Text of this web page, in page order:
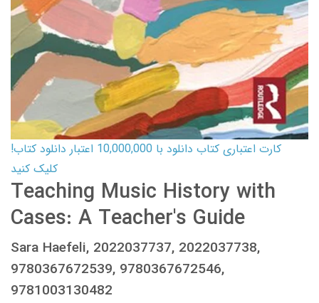
کارت اعتباری کتاب دانلود با 10,000,000 اعتبار دانلود کتاب!
کلیک کنید
Teaching Music History with
Cases: A Teacher's Guide
Sara Haefeli, 2022037737, 2022037738,
9780367672539, 9780367672546,
9781003130482